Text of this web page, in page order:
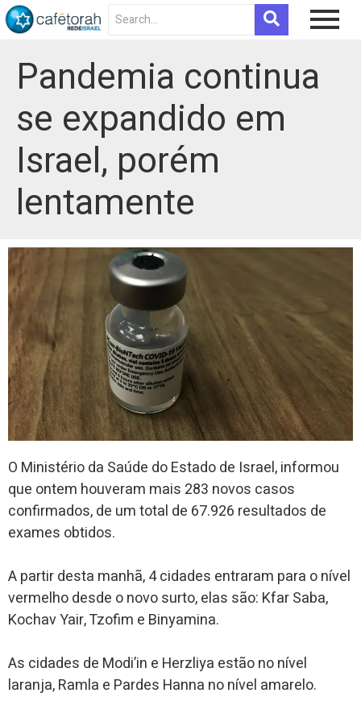
Pandemia continua
se expandido em
Israel, porém
lentamente
O Ministério da Saúde do Estado de Israel, informou
que ontem houveram mais 283 novos casos
confirmados, de um total de 67.926 resultados de
exames obtidos.
A partir desta manhã, 4 cidades entraram para o nível
vermelho desde o novo surto, elas são: Kfar Saba,
Kochav Yair, Tzofim e Binyamina.
As cidades de Modi’in e Herzliya estão no nível
laranja, Ramla e Pardes Hanna no nível amarelo.